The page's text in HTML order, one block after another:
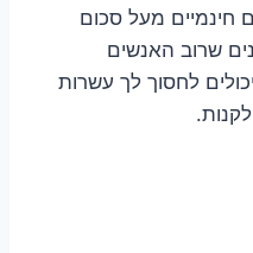
חינמיים מעל סכום
שרוב האנשים
לחסוך לך עשרות